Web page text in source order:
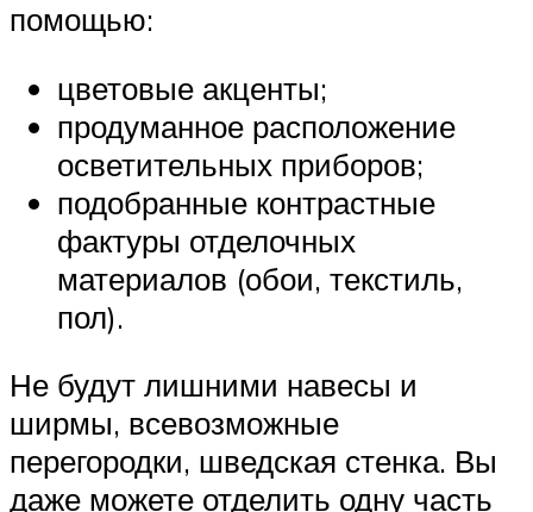
помощью:
цветовые акценты;
продуманное расположение
осветительных приборов;
подобранные контрастные
фактуры отделочных
материалов (обои, текстиль,
пол).
Не будут лишними навесы и
ширмы, всевозможные
перегородки, шведская стенка. Вы
даже можете отделить одну часть